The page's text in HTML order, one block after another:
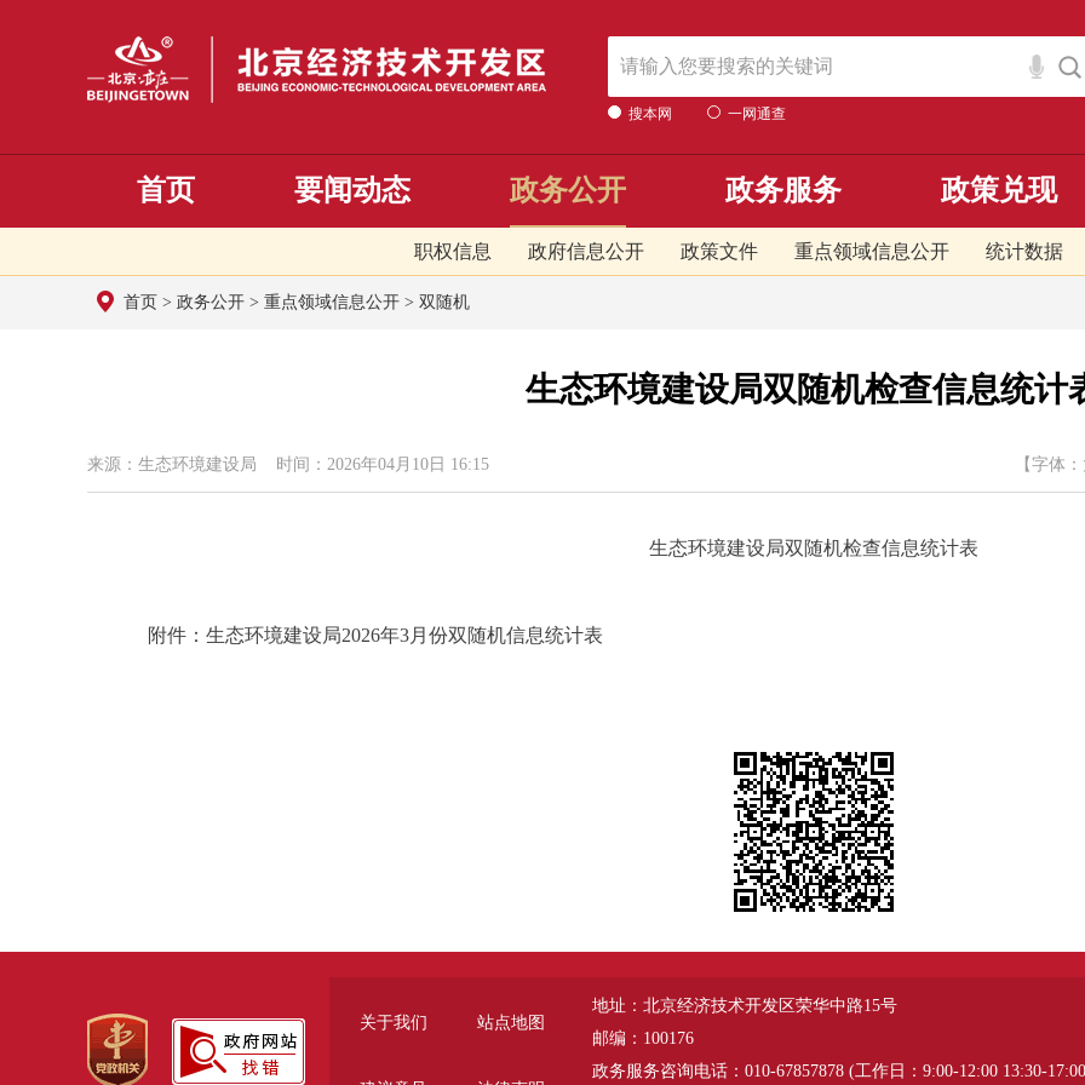
搜本网 一网通查
首页 要闻动态 政务公开
职权信息 政府信息公开 政策文件 重点领域信息公开 统计数据
政务服务 政策兑现
首页 > 政务公开 > 重点领域信息公开 > 双随机
生态环境建设局双随机检查信息统计
来源：生态环境建设局 时间：2026年04月10日 16:15 【字体：
生态环境建设局双随机检查信息统计表
附件：生态环境建设局2026年3月份双随机信息统计表
关于我们 站点地图
地址：北京经济技术开发区荣华中路15号
邮编：100176
政务服务咨询电话：010-67857878 (工作日：9:00-12:00 13:30-